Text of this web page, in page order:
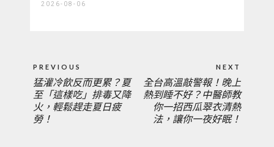
2026-08-06
章
導
覽
PREVIOUS
PREVIOUS
POST:
猛灌冷飲反而更累？夏
至「這樣吃」排毒又降
火，輕鬆趕走夏日疲
勞！
NEXT
NEXT
POST:
全台高溫敲警報！晚上
熱到睡不好？中醫師教
你一招西瓜翠衣清熱
法，讓你一夜好眠！